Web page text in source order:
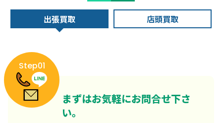
出張買取 店頭買取
Step01
まずはお気軽にお問合せ下さ
い。